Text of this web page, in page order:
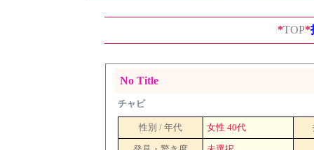
*TOP*
No Title
チャピ
性別 / 年代 女性 40代